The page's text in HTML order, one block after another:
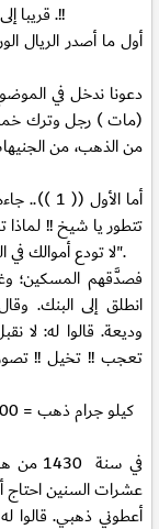
قريبا إلى 1500 ريال ورقي، ثلاثين ضعفا ... صدق أو لا تصدق .!!
أول ما أصدر الريال
دعونا ندخل في
(مات ) رجل وترك
من الذهب، من
أما الأول (( 1 ))..
تتطور يا شيخ !!
لا تودع أموالك في البنوك؟؟ " إنَّ البنوكَ تساهم في الحفاظ على الأموال".
فصدَّقهم المسكين؛
انطلق إلى البنك.
وديعة. قالوا له: لا
تعجب !! تخيل !! تصور
عشرات السنين احتاج